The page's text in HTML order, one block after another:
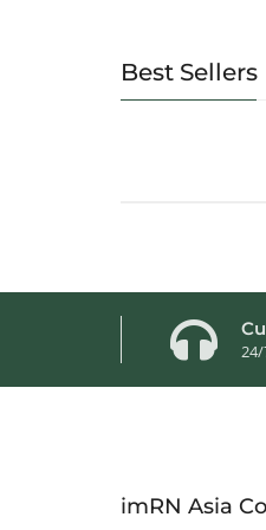
Best Sellers
imRN Asia